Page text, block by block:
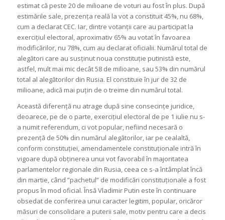
estimat că peste 20 de milioane de voturi au fost în plus. După
estimările sale, prezența reală la vot a constituit 45%, nu 68%,
cum a declarat CEC. Iar, dintre votanții care au participat la
exercițiul electoral, aproximativ 65% au votat în favoarea
modificărilor, nu 78%, cum au declarat oficialii. Numărul total de
alegători care au susținut noua constituție putinistă este,
astfel, mult mai mic decât 58 de milioane, sau 53% din numărul
total al alegătorilor din Rusia. El constituie în jur de 32 de
milioane, adică mai puțin de o treime din numărul total.
Această diferență nu atrage după sine consecințe juridice,
deoarece, pe de o parte, exercițiul electoral de pe 1 iulie nu s-
a numit referendum, ci vot popular, nefiind necesară o
prezență de 50% din numărul alegătorilor, iar pe cealaltă,
conform constituției, amendamentele constituționale intră în
vigoare după obținerea unui vot favorabil în majoritatea
parlamentelor regionale din Rusia, ceea ce s-a întâmplat încă
din martie, când ”pachetul” de modificări constituționale a fost
propus în mod oficial. Însă Vladimir Putin este în continuare
obsedat de conferirea unui caracter legitim, popular, oricăror
măsuri de consolidare a puterii sale, motiv pentru care a decis